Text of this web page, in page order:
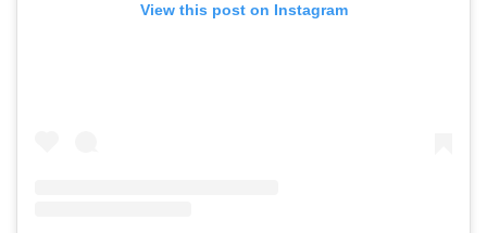
View this post on Instagram